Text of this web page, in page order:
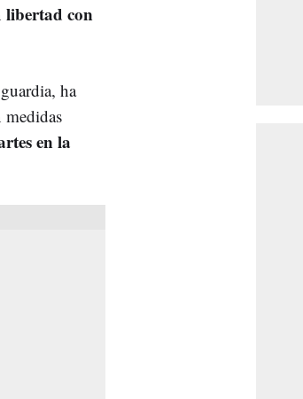
libertad con
ha
en la